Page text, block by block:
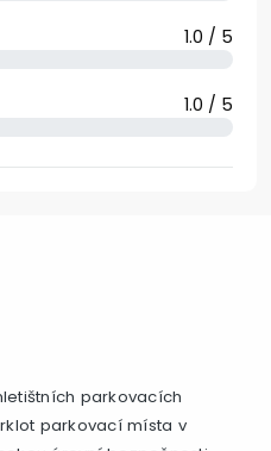
1.0 / 5
1.0 / 5
parkovacích
parkovací místa v